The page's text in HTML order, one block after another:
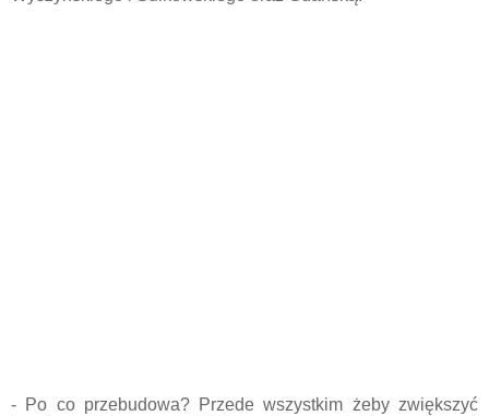
- Po co przebudowa? Przede wszystkim żeby zwiększyć